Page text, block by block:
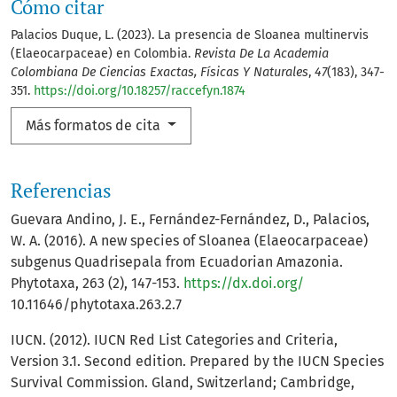
Cómo citar
Palacios Duque, L. (2023). La presencia de Sloanea multinervis
(Elaeocarpaceae) en Colombia. Revista De La Academia
Colombiana De Ciencias Exactas, Físicas Y Naturales, 47(183), 347-
351. https://doi.org/10.18257/raccefyn.1874
Más formatos de cita
Referencias
Guevara Andino, J. E., Fernández-Fernández, D., Palacios,
W. A. (2016). A new species of Sloanea (Elaeocarpaceae)
subgenus Quadrisepala from Ecuadorian Amazonia.
Phytotaxa, 263 (2), 147-153. https://dx.doi.org/
10.11646/phytotaxa.263.2.7
IUCN. (2012). IUCN Red List Categories and Criteria,
Version 3.1. Second edition. Prepared by the IUCN Species
Survival Commission. Gland, Switzerland; Cambridge,